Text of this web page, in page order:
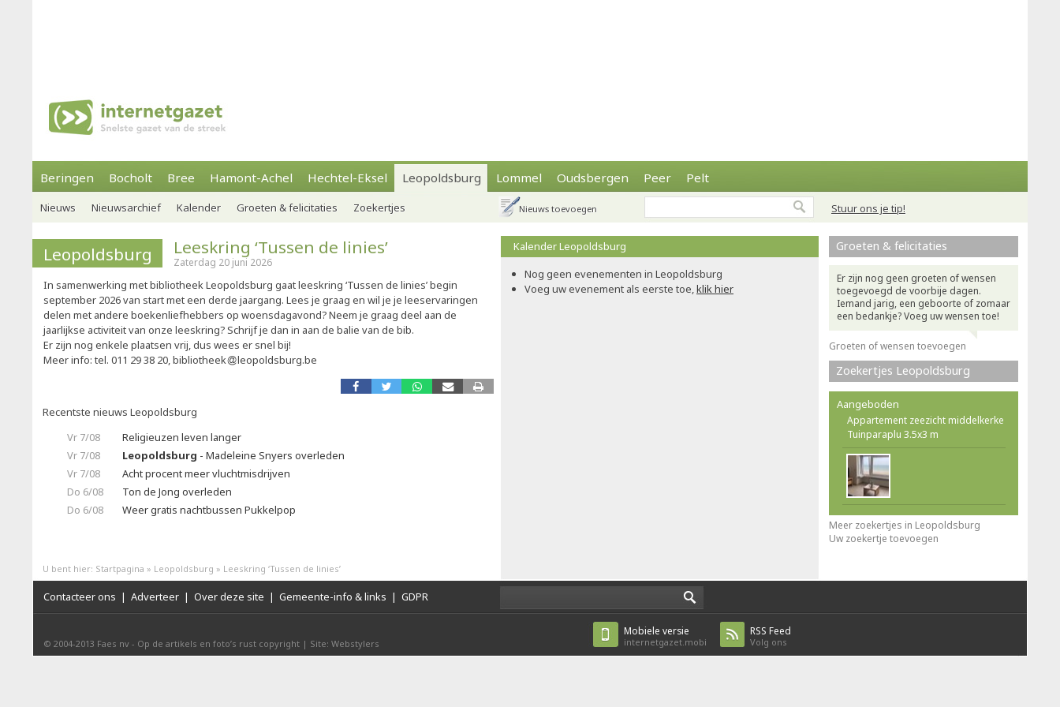
Beringen Bocholt Bree Hamont-Achel Hechtel-Eksel Leopoldsburg Lommel Oudsbergen Peer Pelt
Stuur ons je tip!
Nieuws Nieuwsarchief Kalender Groeten & felicitaties Zoekertjes Nieuws toevoegen
Leopoldsburg Leeskring ‘Tussen de linies’
Zaterdag 20 juni 2026
In samenwerking met bibliotheek Leopoldsburg gaat leeskring ‘Tussen de linies’ begin
september 2026 van start met een derde jaargang. Lees je graag en wil je je leeservaringen
delen met andere boekenliefhebbers op woensdagavond? Neem je graag deel aan de
jaarlijkse activiteit van onze leeskring? Schrijf je dan in aan de balie van de bib.
Er zijn nog enkele plaatsen vrij, dus wees er snel bij!
Meer info: tel. 011 29 38 20, bibliotheek
leopoldsburg.be
Recentste nieuws Leopoldsburg
Vr 7/08
Religieuzen leven langer
Vr 7/08
Leopoldsburg - Madeleine Snyers overleden
Vr 7/08
Acht procent meer vluchtmisdrijven
Do 6/08
Ton de Jong overleden
Do 6/08
Weer gratis nachtbussen Pukkelpop
Kalender Leopoldsburg
Nog geen evenementen in Leopoldsburg
Voeg uw evenement als eerste toe,klik hier
Groeten & felicitaties
Er zijn nog geen groeten of wensen
toegevoegd de voorbije dagen.
Iemand jarig, een geboorte of zomaar
een bedankje? Voeg uw wensen toe!
Groeten of wensen toevoegen
Zoekertjes Leopoldsburg
Aangeboden
Appartement zeezicht middelkerke
Tuinparaplu 3.5x3 m
Meer zoekertjes in Leopoldsburg
Uw zoekertje toevoegen
U bent hier: Startpagina » Leopoldsburg » Leeskring ‘Tussen de linies’
Contacteer ons | Adverteer | Over deze site | Gemeente-info & links | GDPR
© 2004-2013 Faes nv - Op de artikels en foto’s rust copyright | Site: Webstylers
RSS Feed
Volg ons
Mobiele versie
internetgazet.mobi